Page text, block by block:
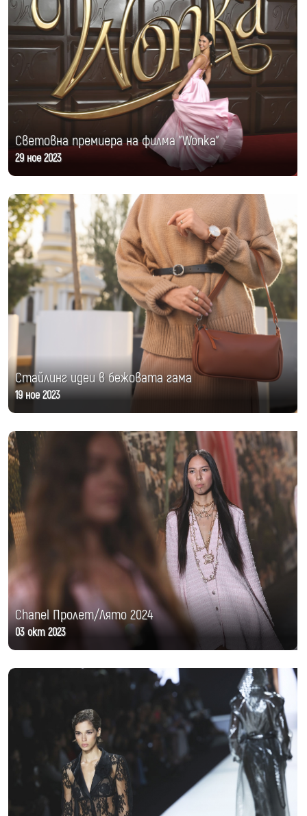
Световна премиера на филма "Wonka"
29 ное 2023
Стайлинг идеи в бежовата гама
19 ное 2023
Chanel Пролет/Лято 2024
03 окт 2023